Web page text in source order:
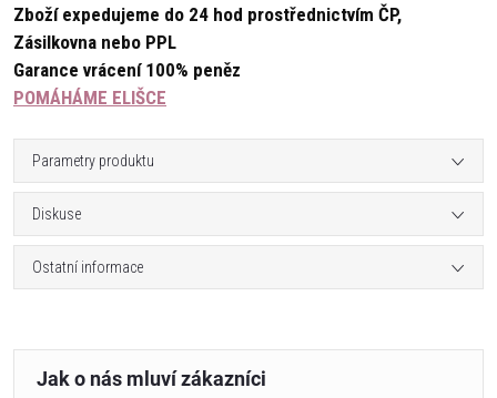
Zboží expedujeme do 24 hod prostřednictvím ČP,
Zásilkovna nebo PPL
Garance vrácení 100% peněz
POMÁHÁME ELIŠCE
Parametry produktu
Diskuse
Ostatní informace